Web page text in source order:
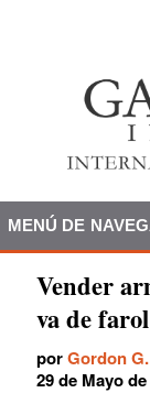
MENÚ DE
Vender
va de farol
porGordon
29 de Mayo